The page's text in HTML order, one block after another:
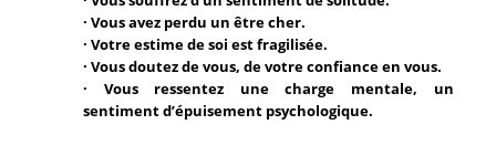
· Vous avez perdu un être cher.
· Votre estime de soi est fragilisée.
· Vous doutez de vous, de votre confiance en vous.
· Vous ressentez une charge mentale, un
sentimentd’épuisement psychologique.